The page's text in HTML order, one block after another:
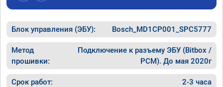
Блок управления (ЭБУ): Bosch_MD1CP001_SPC5777
Метод
прошивки:
Подключение к разъему ЭБУ (Bitbox /
PCM). До мая 2020г
Срок работ: 2-3 часа